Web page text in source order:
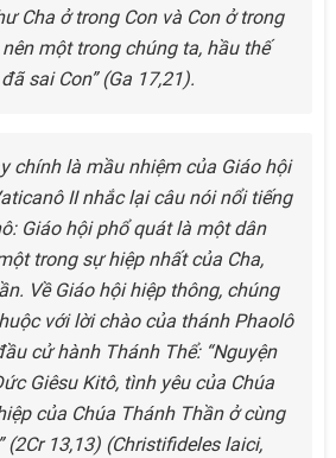
Cha ở trong Con và Con ở trong
một trong chúng ta, hầu thế
sai Con” (Ga 17,21).
chính là mầu nhiệm của Giáo hội
II nhắc lại câu nói nổi tiếng
Giáo hội phổ quát là một dân
trong sự hiệp nhất của Cha,
Về Giáo hội hiệp thông, chúng
với lời chào của thánh Phaolô
cử hành Thánh Thể: “Nguyện
Giêsu Kitô, tình yêu của Chúa
của Chúa Thánh Thần ở cùng
(2Cr 13,13) (Christifideles laici,